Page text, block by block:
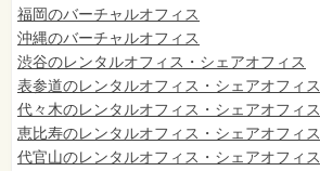
福岡のバーチャルオフィス
沖縄のバーチャルオフィス
渋谷のレンタルオフィス・シェアオフィス
表参道のレンタルオフィス・シェアオフィス
代々木のレンタルオフィス・シェアオフィス
恵比寿のレンタルオフィス・シェアオフィス
代官山のレンタルオフィス・シェアオフィス